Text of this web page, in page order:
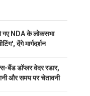
गए NDA के लोकसभा
देंगे मार्गदर्शन
बैंड डॉप्लर वेदर रडार,
और समय पर चेतावनी